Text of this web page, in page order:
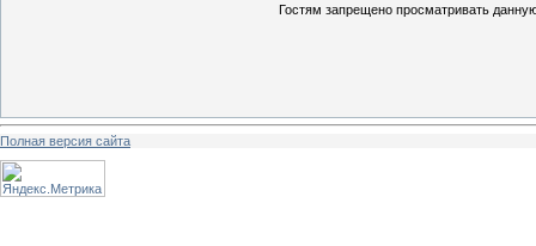
Гостям запрещено просматривать
Полная версия сайта